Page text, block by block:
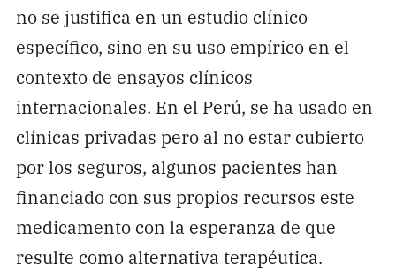
no se justifica en un estudio clínico
específico, sino en su uso empírico en el
contexto de ensayos clínicos
internacionales. En el Perú, se ha usado en
clínicas privadas pero al no estar cubierto
por los seguros, algunos pacientes han
financiado con sus propios recursos este
medicamento con la esperanza de que
resulte como alternativa terapéutica.